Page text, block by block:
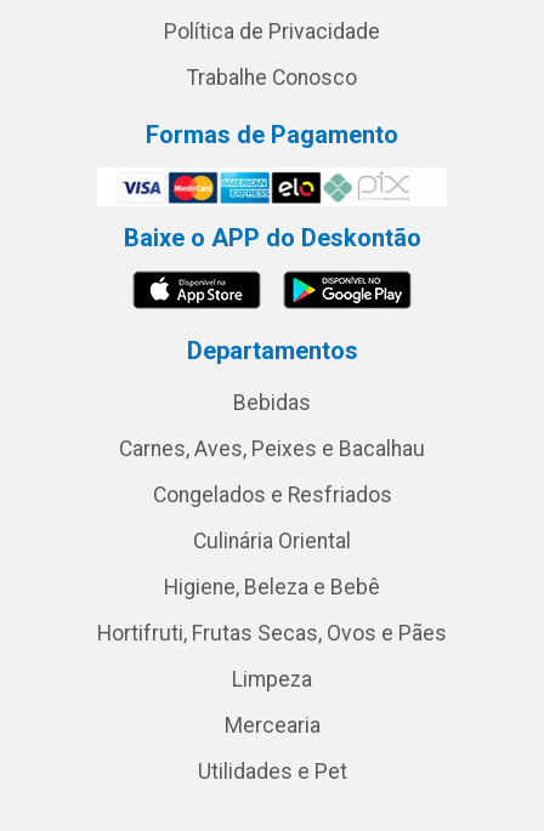
Política de Privacidade
Trabalhe Conosco
Formas de Pagamento
Baixe o APP do Deskontão
Departamentos
Bebidas
Carnes, Aves, Peixes e Bacalhau
Congelados e Resfriados
Culinária Oriental
Higiene, Beleza e Bebê
Hortifruti, Frutas Secas, Ovos e Pães
Limpeza
Mercearia
Utilidades e Pet